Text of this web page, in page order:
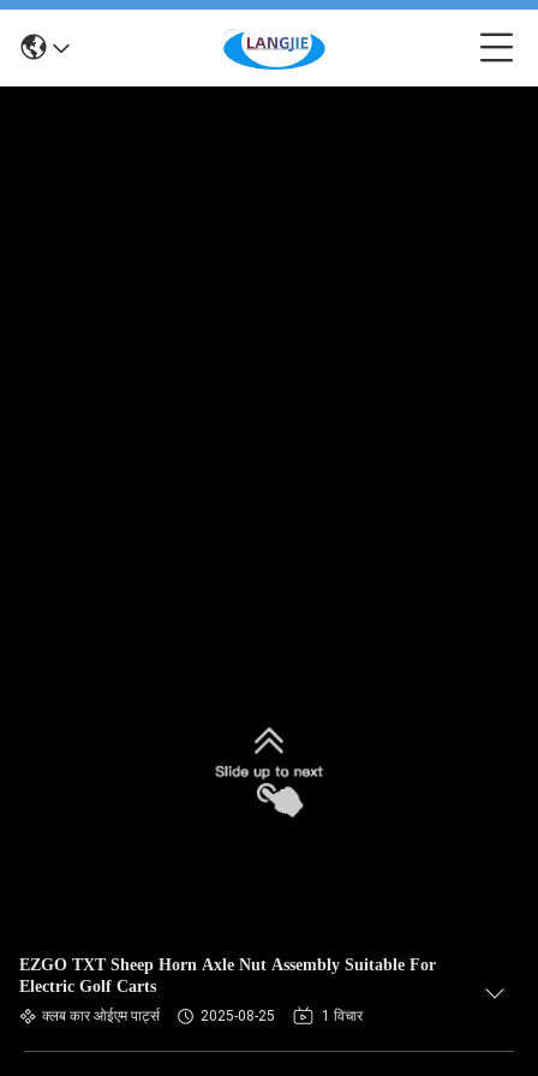
EZGO TXT Sheep Horn Axle Nut Assembly Suitable For
Electric Golf Carts
क्लब कार ओईएम पार्ट्स 2025-08-25 1 विचार